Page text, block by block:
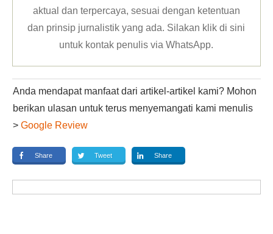
aktual dan terpercaya, sesuai dengan ketentuan
dan prinsip jurnalistik yang ada. Silakan klikdi sini
untuk kontak penulis via WhatsApp.
Anda mendapat manfaat dari artikel-artikel kami? Mohon
berikan ulasan untuk terus menyemangati kami menulis
> Google Review
Share Tweet Share